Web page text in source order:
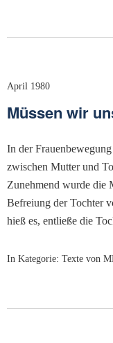
April 1980
Müssen wir
In der
zwischen Mutter und
Zunehmend wurde die
Befreiung der Tochter
hieß es, entließe die
In Kategorie: Texte von